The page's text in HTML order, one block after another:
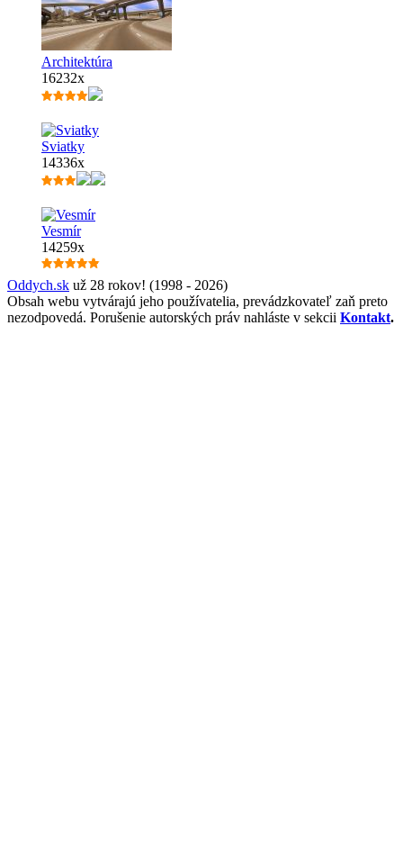
Architektúra
16232x
Sviatky
14336x
Vesmír
14259x
Oddych.sk už 28 rokov! (1998 - 2026)
Obsah webu vytvárajú jeho používatelia, prevádzkovateľ zaň preto
nezodpovedá. Porušenie autorských práv nahláste v sekcii Kontakt.